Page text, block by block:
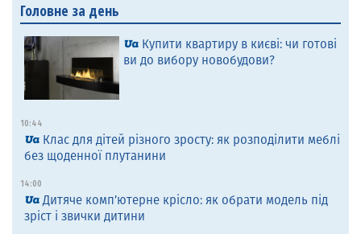
Головне за день
Купити квартиру в києві: чи готові
ви до вибору новобудови?
10:44
Клас для дітей різного зросту: як розподілити меблі
без щоденної плутанини
14:00
Дитяче комп’ютерне крісло: як обрати модель під
зріст і звички дитини